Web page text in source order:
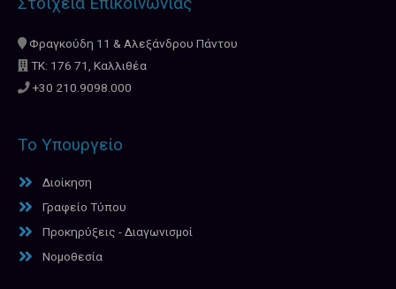
Φραγκούδη 11 & Αλεξάνδρου Πάντου
ΤΚ: 176 71, Καλλιθέα
+30 210.9098.000
Το Υπουργείο
Διοίκηση
Γραφείο Τύπου
Προκηρύξεις - Διαγωνισμοί
Νομοθεσία